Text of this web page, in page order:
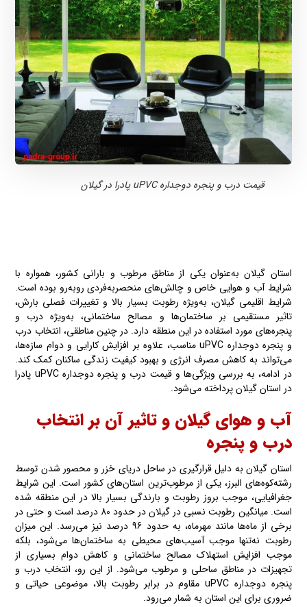
قیمت درب و پنجره دوجداره uPVC پادرا در گیلان
استان گیلان به‌عنوان یکی از مناطق مرطوب و بارانی کشور، همواره با
شرایط آب و هوایی خاص و چالش‌های منحصربه‌فردی روبه‌رو بوده است.
شرایط اقلیمی گیلان، به‌ویژه رطوبت بسیار بالا و تغییرات فصلی بارش،
تاثیر مستقیمی بر ساختمان‌ها و مصالح ساختمانی، به‌ویژه درب و
پنجره‌های مورد استفاده در این منطقه دارد. در چنین مناطقی، انتخاب درب
و پنجره دوجداره uPVC مناسب، علاوه بر افزایش کارایی و دوام سازه‌ها،
می‌تواند به کاهش مصرف انرژی و بهبود کیفیت زندگی ساکنان کمک کند.
در ادامه، به بررسی ویژگی‌ها و قیمت درب و پنجره دوجداره uPVC پادرا
در استان گیلان پرداخته‌ می‌شود.
آب و هوای گیلان و تاثیر آن بر انتخاب
درب و پنجره
استان گیلان به دلیل قرارگیری در ساحل دریای خزر و محصور شدن توسط
رشته‌کوه‌های البرز، یکی از مرطوب‌ترین استان‌های کشور است. این شرایط
جغرافیایی، موجب بروز رطوبت و بارندگی بسیار بالا در این منطقه شده
است. میانگین رطوبت نسبی در گیلان در حدود 80 درصد است و حتی در
برخی از ماه‌ها مانند مهرماه، به حدود 96 درصد نیز می‌رسد. این میزان
رطوبت نه‌تنها موجب آسیب‌های محیطی به ساختمان‌ها می‌شود، بلکه
موجب افزایش استهلاک مصالح ساختمانی و کاهش دوام بسیاری از
تجهیزات در مناطق ساحلی و مرطوب می‌شود. از این رو، انتخاب درب و
پنجره دوجداره uPVC مقاوم در برابر رطوبت بالا، موضوعی حیاتی و
ضروری برای این استان به شمار می‌رود.